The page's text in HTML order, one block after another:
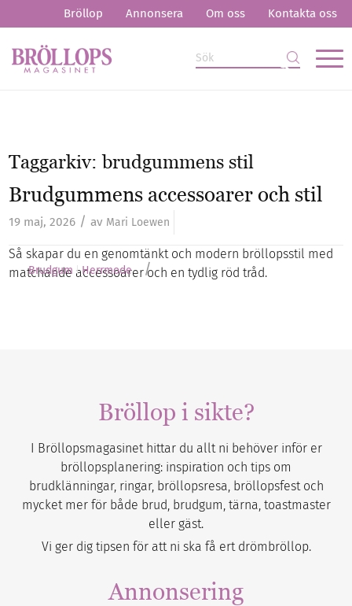
Bröllop Annonsera Om oss Kontakta oss
Taggarkiv:brudgummens stil
Brudgummens accessoarer och stil
19 maj, 2026 / av Mari Loewen
Så skapar du en genomtänkt och modern bröllopsstil med
matchande accessoarer och en tydlig röd tråd.
Brudgum Herrmode /
Bröllop i sikte?
I Bröllopsmagasinet hittar du allt ni behöver inför er
bröllopsplanering: inspiration och tips om
brudklänningar, ringar, bröllopsresa, bröllopsfest och
mycket mer för både brud, brudgum, tärna, toastmaster
eller gäst.
Vi ger dig tipsen för att ni ska få ert drömbröllop.
Annonsering